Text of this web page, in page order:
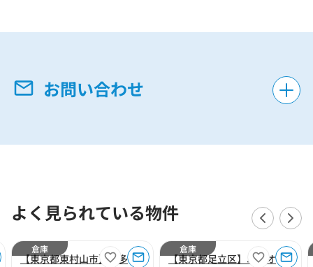
お問い合わせ
よく見られている物件
【東京都東村山市】恩多１３号倉庫
倉庫
【東京都足立区】ユニオンステーション花畑（足立青木ウェルズ２１）F区画
倉庫